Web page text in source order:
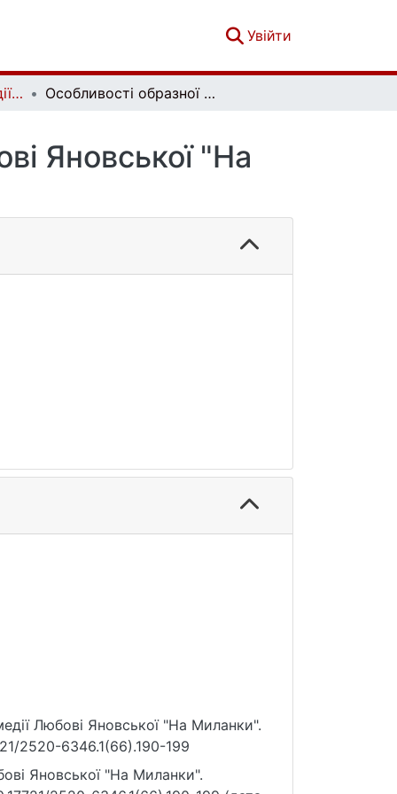
Увійти
Літературознавчі студії. Том 1. № 66 Особливості образної системи комедії Любові Яновської "На Миланки"
Яновської "На
Любові Яновської "На Миланки".
2520-6346.1(66).190-199
Яновської "На Миланки".